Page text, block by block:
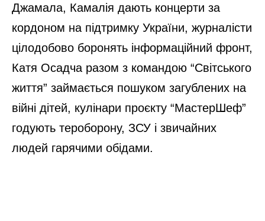
Джамала, Камалія дають концерти за
кордоном на підтримку України, журналісти
цілодобово боронять інформаційний фронт,
Катя Осадча разом з командою “Світського
життя” займається пошуком загублених на
війні дітей, кулінари проєкту “МастерШеф”
годують тероборону, ЗСУ і звичайних
людей гарячими обідами.